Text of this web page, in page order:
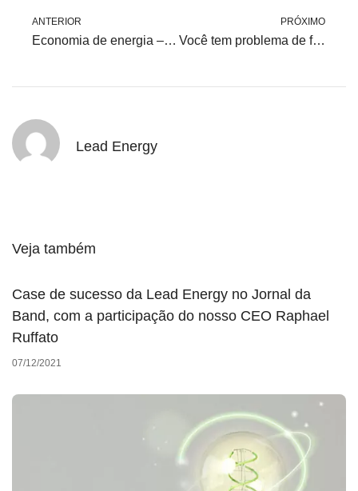
ANTERIOR
Economia de energia – Descubra como a Lead Energy ajudará sua indústria
PRÓXIMO
Você tem problema de fornecimento de energia/luz? Descubra como resolver este problema
Lead Energy
Veja também
Case de sucesso da Lead Energy no Jornal da
Band, com a participação do nosso CEO Raphael
Ruffato
07/12/2021